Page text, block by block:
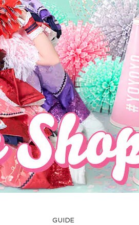
GUIDE